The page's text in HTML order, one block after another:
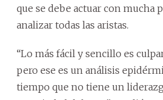
que se debe actuar con mucha
analizar todas las aristas.
“Lo más fácil y sencillo es
pero ese es un análisis
tiempo que no tiene un